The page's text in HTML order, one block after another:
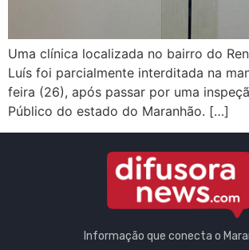
Uma clínica localizada no bairro do
Luís foi parcialmente interditada na
feira (26), após passar por uma
Público do estado do Maranhão. […]
Informação que conecta o